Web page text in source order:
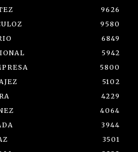
9626
9580
6849
5942
5800
5102
4229
4064
3944
3501